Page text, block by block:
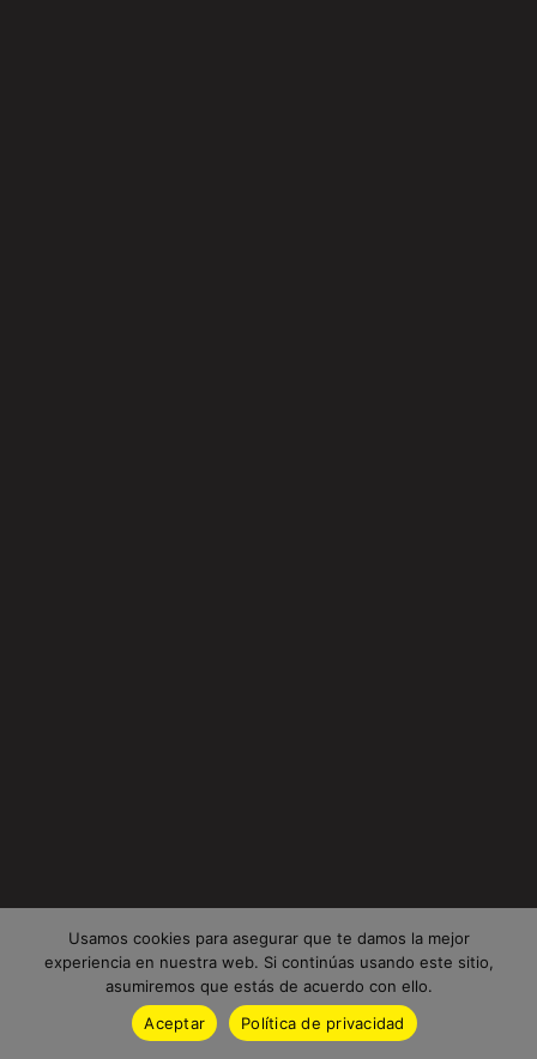
Usamos cookies para asegurar que te damos la mejor
experiencia en nuestra web. Si continúas usando este sitio,
asumiremos que estás de acuerdo con ello.
Aceptar
Política de privacidad